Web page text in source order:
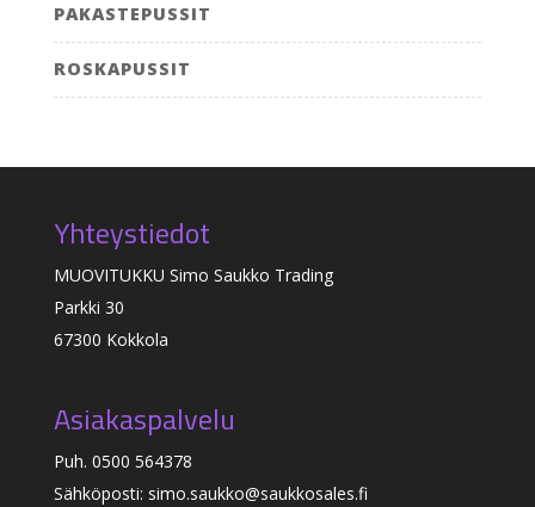
PAKASTEPUSSIT
ROSKAPUSSIT
Yhteystiedot
MUOVITUKKU Simo Saukko Trading
Parkki 30
67300 Kokkola
Asiakaspalvelu
Puh. 0500 564378
Sähköposti: simo.saukko@saukkosales.fi